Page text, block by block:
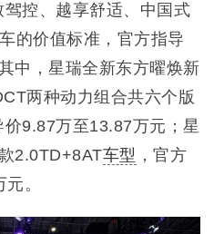
控、越享舒适、中国式
的价值标准，官方指导
中，星瑞全新东方曜焕新
两种动力组合共六个版
9.87万至13.87万元；星
2.0TD+8AT车型 ，官方
。